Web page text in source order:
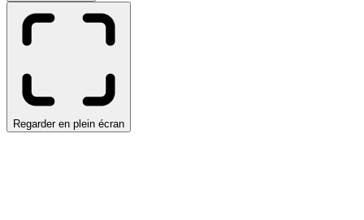
Regarder en plein écran